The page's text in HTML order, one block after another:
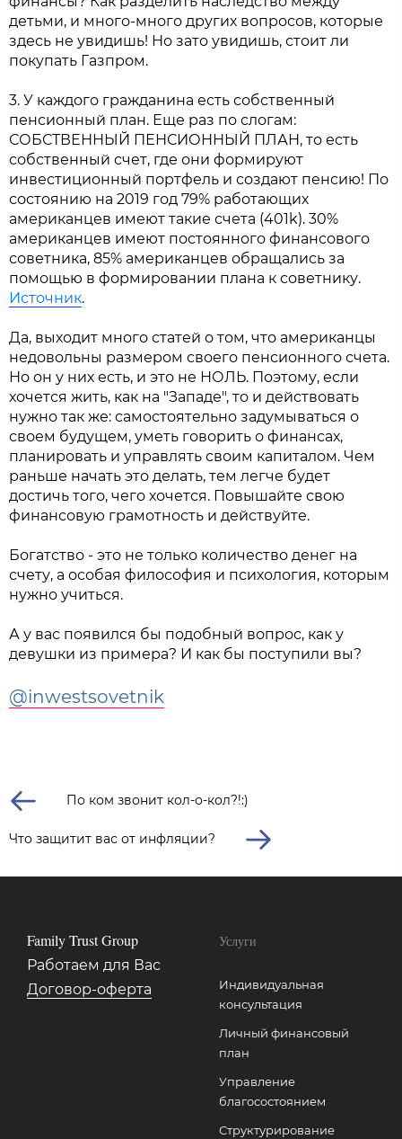
детьми, и много-много других вопросов, которые
здесь не увидишь! Но зато увидишь, стоит ли
покупать Газпром.
3. У каждого гражданина есть собственный
пенсионный план. Еще раз по слогам:
СОБСТВЕННЫЙ ПЕНСИОННЫЙ ПЛАН, то есть
собственный счет, где они формируют
инвестиционный портфель и создают пенсию! По
состоянию на 2019 год 79% работающих
американцев имеют такие счета (401k). 30%
американцев имеют постоянного финансового
советника, 85% американцев обращались за
помощью в формировании плана к советнику.
Источник.
Да, выходит много статей о том, что американцы
недовольны размером своего пенсионного счета.
Но он у них есть, и это не НОЛЬ. Поэтому, если
хочется жить, как на "Западе", то и действовать
нужно так же: самостоятельно задумываться о
своем будущем, уметь говорить о финансах,
планировать и управлять своим капиталом. Чем
раньше начать это делать, тем легче будет
достичь того, чего хочется. Повышайте свою
финансовую грамотность и действуйте.
Богатство - это не только количество денег на
счету, а особая философия и психология, которым
нужно учиться.
А у вас появился бы подобный вопрос, как у
девушки из примера? И как бы поступили вы?
@inwestsovetnik
По ком звонит кол-о-кол?!:)
Что защитит вас от инфляции?
Family Trust Group
Работаем для Вас
Договор-оферта
Услуги
Индивидуальная
консультация
Личный финансовый
план
Управление
благосостоянием
Структурирование